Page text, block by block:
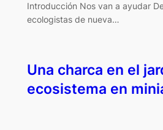
Introducción Nos van a ayudar
ecologistas de nueva…
Una charca en el
ecosistema en